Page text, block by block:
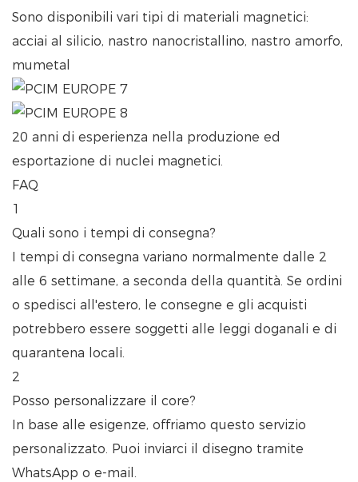
Sono disponibili vari tipi di materiali magnetici:
acciai al silicio, nastro nanocristallino, nastro amorfo,
mumetal
20 anni di esperienza nella produzione ed
esportazione di nuclei magnetici.
FAQ
1
Quali sono i tempi di consegna?
I tempi di consegna variano normalmente dalle 2
alle 6 settimane, a seconda della quantità. Se ordini
o spedisci all'estero, le consegne e gli acquisti
potrebbero essere soggetti alle leggi doganali e di
quarantena locali.
2
Posso personalizzare il core?
In base alle esigenze, offriamo questo servizio
personalizzato. Puoi inviarci il disegno tramite
WhatsApp o e-mail.